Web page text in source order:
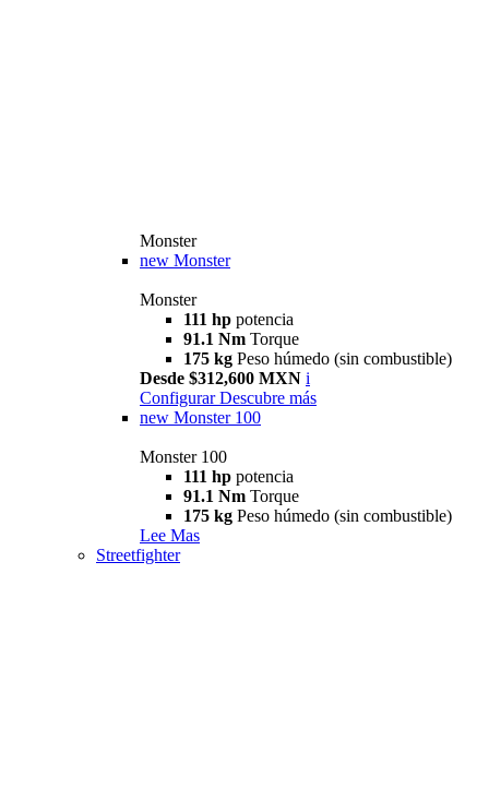
Monster
new Monster
Monster
111 hp potencia
91.1 Nm Torque
175 kg Peso húmedo (sin combustible)
Desde $312,600 MXN i
Configurar Descubre más
new Monster 100
Monster 100
111 hp potencia
91.1 Nm Torque
175 kg Peso húmedo (sin combustible)
Lee Mas
Streetfighter